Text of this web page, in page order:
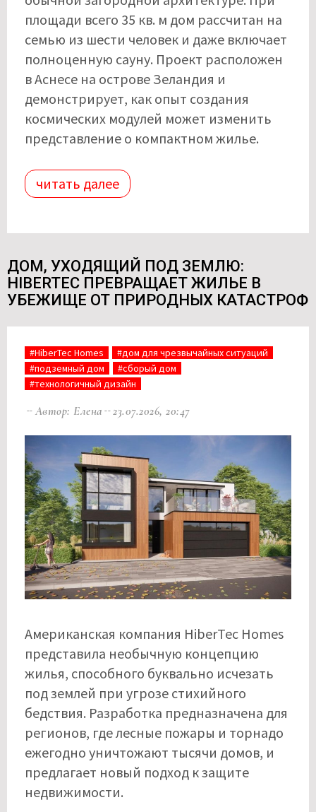
площади всего 35 кв. м дом рассчитан на
семью из шести человек и даже включает
полноценную сауну. Проект расположен
в Аснесе на острове Зеландия и
демонстрирует, как опыт создания
космических модулей может изменить
представление о компактном жилье.
читать далее
ДОМ, УХОДЯЩИЙ ПОД ЗЕМЛЮ:
HIBERTEC ПРЕВРАЩАЕТ ЖИЛЬЕ В
УБЕЖИЩЕ ОТ ПРИРОДНЫХ КАТАСТРОФ
#HiberTec Homes
#дом для чрезвычайных ситуаций
#подземный дом
#сборый дом
#технологичный дизайн
Автор: Елена 23.07.2026, 20:47
Американская компания HiberTec Homes
представила необычную концепцию
жилья, способного буквально исчезать
под землей при угрозе стихийного
бедствия. Разработка предназначена для
регионов, где лесные пожары и торнадо
ежегодно уничтожают тысячи домов, и
предлагает новый подход к защите
недвижимости.